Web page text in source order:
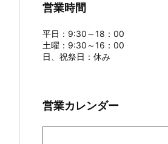
営業時間
平日：9:30～18：00
土曜：9:30～16：00
日、祝祭日：休み
営業カレンダー